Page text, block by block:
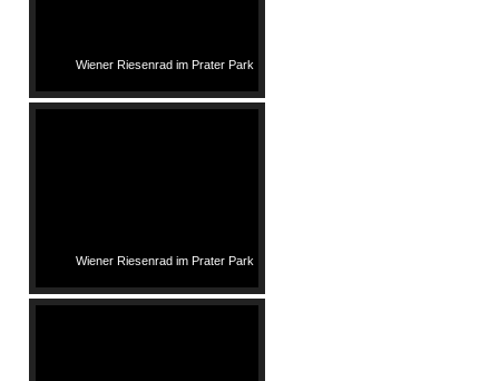
Wiener Riesenrad im Prater Park
Wiener Riesenrad im Prater Park